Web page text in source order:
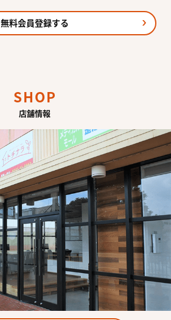
無料会員登録する
SHOP
店舗情報